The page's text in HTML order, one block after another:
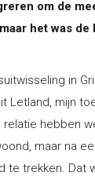
om de
het was de
in
Letland, mijn
hebben
maar na
trekken. Dat